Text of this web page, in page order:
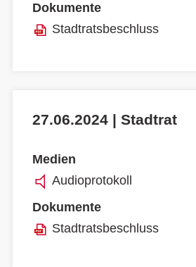
Dokumente
Stadtratsbeschluss
27.06.2024 | Stadtrat
Medien
Audioprotokoll
Dokumente
Stadtratsbeschluss